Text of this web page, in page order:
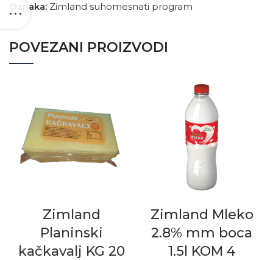
Oznaka: Zimland suhomesnati program
POVEZANI PROIZVODI
Zimland
Planinski
kačkavalj KG 20
Zimland Mleko
2.8% mm boca
1.5l KOM 4